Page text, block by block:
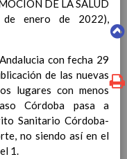
126/2014, de 28 de
currículo básico de la
la revisión y
a esta normativa, el cual
web.
DE LA SALUD
de enero de 2022),
con fecha 29
de las nuevas
lugares con menos
Córdoba pasa a
Sanitario Córdoba-
no siendo así en el
1.